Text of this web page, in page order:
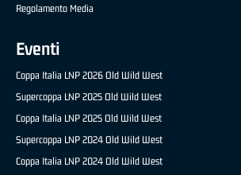
Regolamento Media
Eventi
Coppa Italia LNP 2026 Old Wild West
Supercoppa LNP 2025 Old Wild West
Coppa Italia LNP 2025 Old Wild West
Supercoppa LNP 2024 Old Wild West
Coppa Italia LNP 2024 Old Wild West